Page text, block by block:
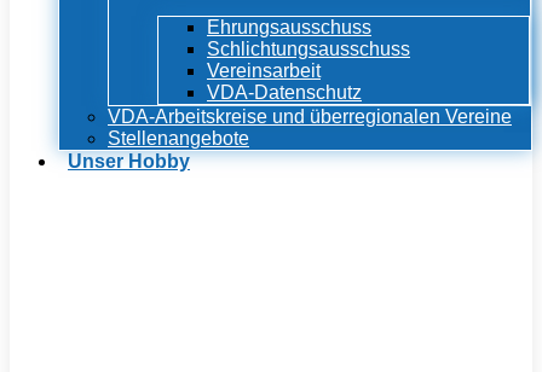
Ehrungsausschuss
Schlichtungsausschuss
Vereinsarbeit
VDA-Datenschutz
VDA-Arbeitskreise und überregionalen Vereine
Stellenangebote
Unser Hobby